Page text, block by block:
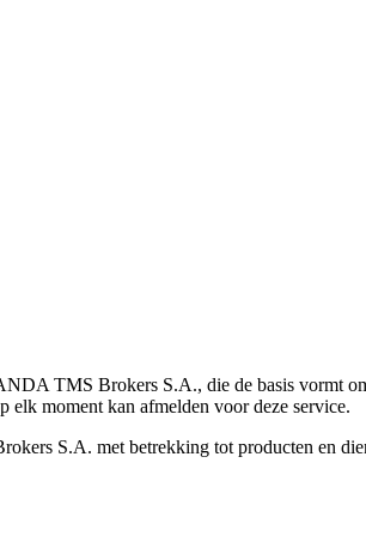
TMS Brokers S.A., die de basis vormt
elk moment kan afmelden voor deze service.
S.A. met betrekking tot producten en